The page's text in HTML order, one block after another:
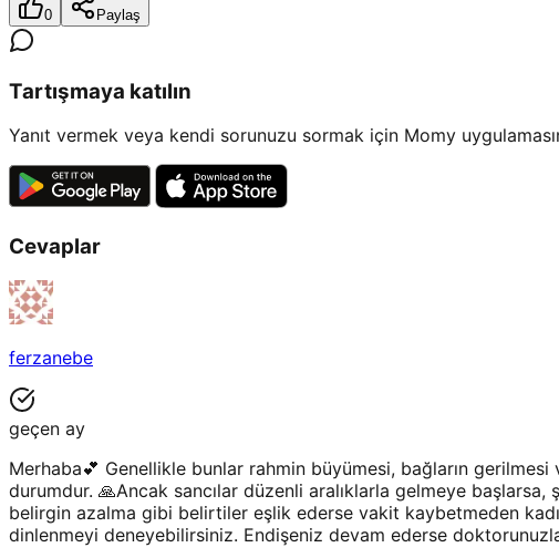
0 Paylaş
Tartışmaya katılın
Yanıt vermek veya kendi sorunuzu sormak için Momy
Cevaplar
ferzanebe
geçen ay
Merhaba💕 Genellikle bunlar rahmin büyümesi, bağların
durumdur. 🙏Ancak sancılar düzenli aralıklarla gelmeye
belirgin azalma gibi belirtiler eşlik ederse vakit kaybetmeden
dinlenmeyi deneyebilirsiniz. Endişeniz devam ederse